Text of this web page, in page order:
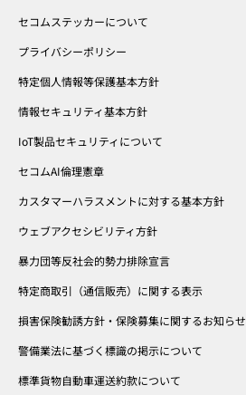
セコムステッカーについて
プライバシーポリシー
特定個人情報等保護基本方針
情報セキュリティ基本方針
IoT製品セキュリティについて
セコムAI倫理憲章
カスタマーハラスメントに対する基本方針
ウェブアクセシビリティ方針
暴力団等反社会的勢力排除宣言
特定商取引（通信販売）に関する表示
損害保険勧誘方針・保険募集に関するお知らせ
警備業法に基づく標識の掲示について
標準貨物自動車運送約款について